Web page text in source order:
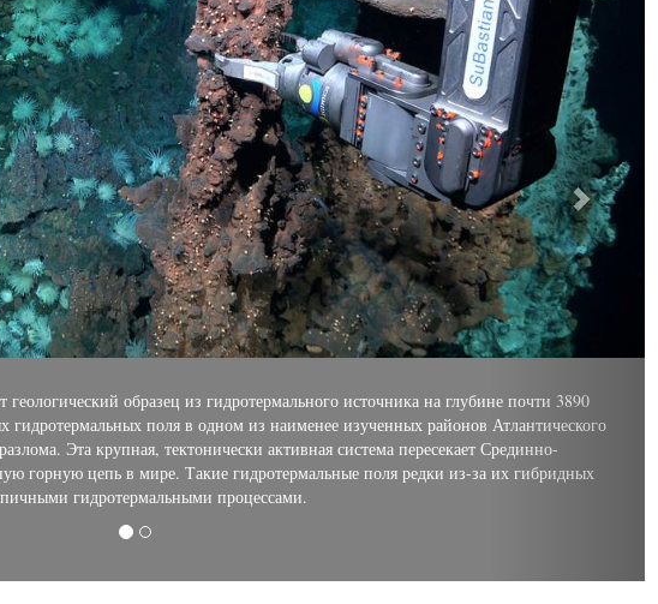
институт аквариума Монтерей-Бей) аккуратно извлекает биологические
обнаруженного на недавно найденном участке. Научная группа использует
кернов на глубину для анализа в лабораториях судна. © Алекс Ингл/Институт